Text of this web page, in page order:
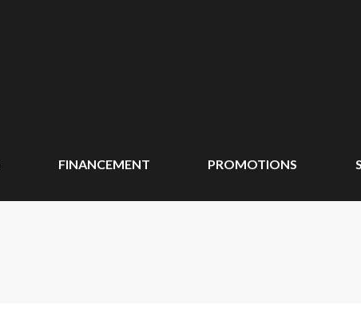
FINANCEMENT PROMOTIONS